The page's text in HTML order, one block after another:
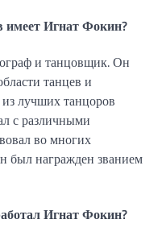
имеет Игнат Фокин?
и танцовщик. Он
танцев и
лучших танцоров
с различными
во многих
был награжден званием
Игнат Фокин?